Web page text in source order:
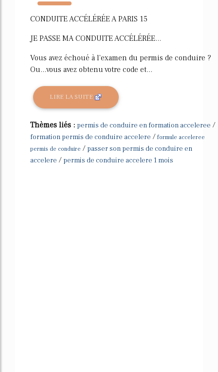
311%
CONDUITE ACCÉLÉRÉE A PARIS 15
JE PASSE MA CONDUITE ACCÉLÉRÉE...
Vous avez échoué à l'examen du permis de conduire ?
Ou...vous avez obtenu votre code et...
LIRE LA SUITE
Thèmes liés : permis de conduire en formation acceleree /
formation permis de conduire accelere / formule acceleree
permis de conduire / passer son permis de conduire en
accelere / permis de conduire accelere 1 mois